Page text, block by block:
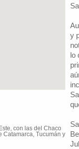
con las del Chaco
Catamarca, Tucumán y
y
lo